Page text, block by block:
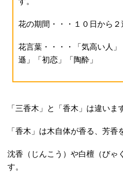
花の期間・・・１０日から２
花言葉・・・・「気高い人
遜」「初恋」「陶酔」
「三香木」と「香木」は違いま
「香木」は木自体が香る、芳香
沈香（じんこう）や白檀（びゃ
す。